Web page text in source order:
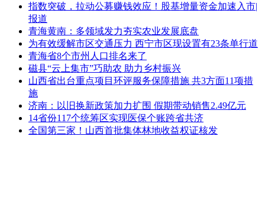
指数突破，拉动公募赚钱效应！股基增量资金加速入市|
报道
青海黄南：多领域发力夯实农业发展底盘
为有效缓解市区交通压力 西宁市区现设置有23条单行道
青海省8个市州人口排名来了
磁县“云上集市”巧助农 助力乡村振兴
山西省出台重点项目环评服务保障措施 共3方面11项措
施
济南：以旧换新政策加力扩围 假期带动销售2.49亿元
14省份117个统筹区实现医保个账跨省共济
全国第三家！山西首批集体林地收益权证核发